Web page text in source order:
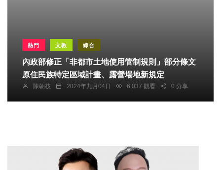
熱門 文教 綜合
內政部修正「非都市土地使用管制規則」部分條文
原住民族特定區域計畫、露營場地新規定
陳朝枝 2024年九月04日 6,037 觀看 0 分享